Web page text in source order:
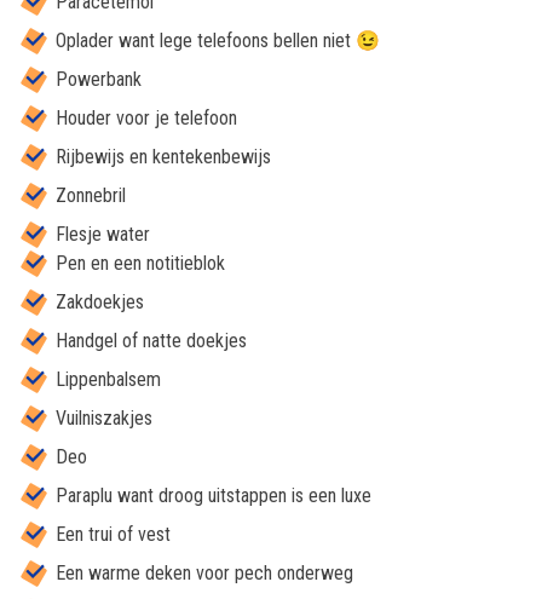
Oplader want lege telefoons bellen niet 😉
Powerbank
Houder voor je telefoon
Rijbewijs en kentekenbewijs
Zonnebril
Flesje water
Pen en een notitieblok
Zakdoekjes
Handgel of natte doekjes
Lippenbalsem
Vuilniszakjes
Deo
Paraplu want droog uitstappen is een luxe
Een trui of vest
Een warme deken voor pech onderweg